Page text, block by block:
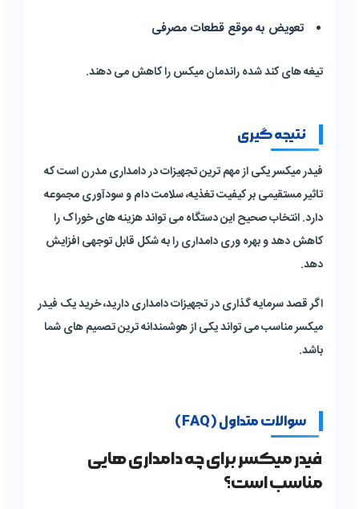
تعویض به موقع قطعات مصرفی
تیغه های کند شده راندمان میکس را کاهش می دهند.
نتیجه گیری
فیدر میکسر یکی از مهم ترین تجهیزات در دامداری مدرن است که
تاثیر مستقیمی بر کیفیت تغذیه، سلامت دام و سودآوری مجموعه
دارد. انتخاب صحیح این دستگاه می تواند هزینه های خوراک را
کاهش دهد و بهره وری دامداری را به شکل قابل توجهی افزایش
دهد.
اگر قصد سرمایه گذاری در تجهیزات دامداری دارید، خرید یک فیدر
میکسر مناسب می تواند یکی از هوشمندانه ترین تصمیم های شما
باشد.
سوالات متداول (FAQ)
فیدر میکسر برای چه دامداری هایی
مناسب است؟